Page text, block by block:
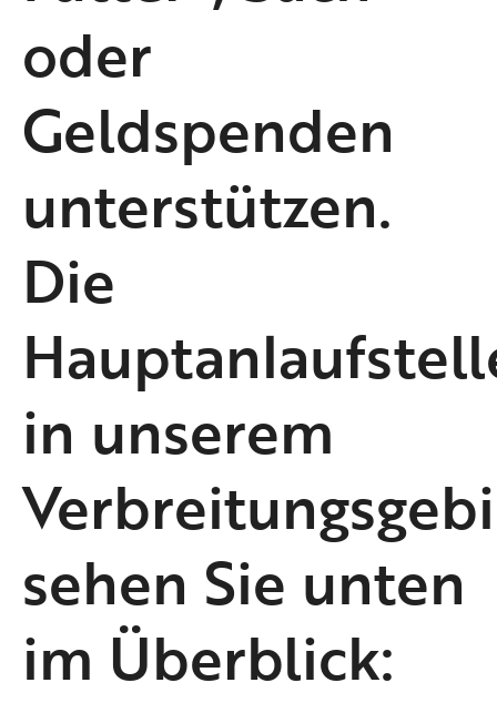
oder
Geldspenden
unterstützen.
Die
in unserem
sehen Sie unten
im Überblick: